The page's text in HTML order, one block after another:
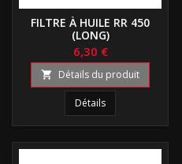
FILTRE À HUILE RR 450
(LONG)
6,30 €
 Détails du produit
Détails